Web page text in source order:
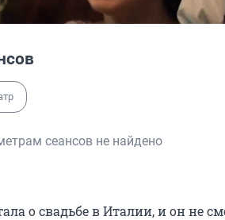
сеансов не найдено
о свадьбе в Италии, и он не